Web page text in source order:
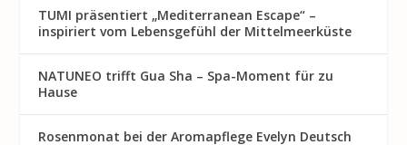
TUMI präsentiert „Mediterranean Escape“ –
inspiriert vom Lebensgefühl der Mittelmeerküste
NATUNEO trifft Gua Sha – Spa-Moment für zu
Hause
Rosenmon at bei der Aromapflege Evelyn Deutsch